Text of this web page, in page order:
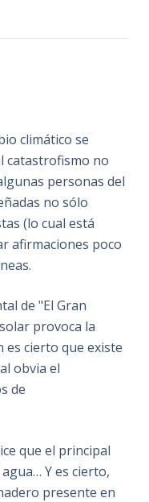
climático se
catastrofismo no
personas del
no sólo
(lo cual está
afirmaciones poco
de "El Gran
provoca la
es cierto que existe
obvia el
de
que el principal
Y es cierto,
presente en